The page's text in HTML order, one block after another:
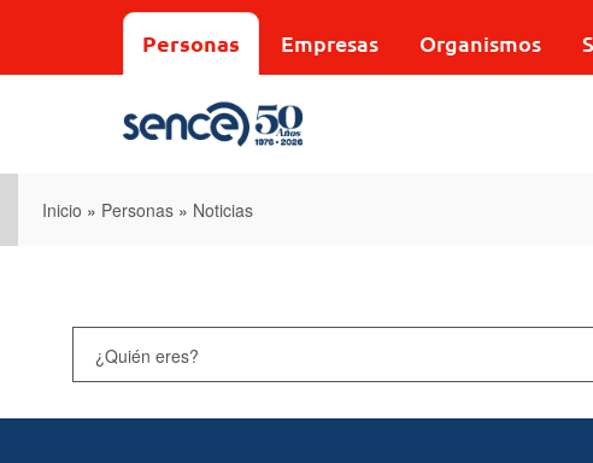
Personas Empresas Organismos
Inicio » Personas » Noticias